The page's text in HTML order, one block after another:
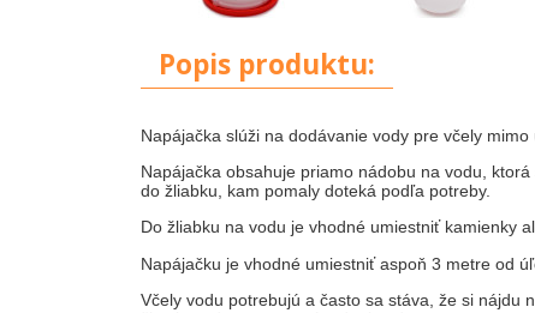
Popis produktu:
Napájačka slúži na dodávanie vody pre včely mimo
Napájačka obsahuje priamo nádobu na vodu,
do žliabku, kam pomaly doteká podľa potreby.
Do žliabku na vodu je vhodné umiestniť kamienky
Napájačku je vhodné umiestniť aspoň 3 metre od
Včely vodu potrebujú a často sa stáva, že si nájdu